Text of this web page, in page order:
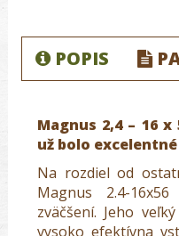
POPIS
Magnus 2,4 – 16
už bolo excelentné
Na rozdiel od
Magnus 2.4-
zväčšení. Jeho
vysoko efektívna